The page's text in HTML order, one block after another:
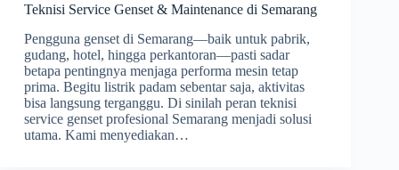
Teknisi Service Genset & Maintenance di Semarang
Pengguna genset di Semarang—baik untuk pabrik,
gudang, hotel, hingga perkantoran—pasti sadar
betapa pentingnya menjaga performa mesin tetap
prima. Begitu listrik padam sebentar saja, aktivitas
bisa langsung terganggu. Di sinilah peran teknisi
service genset profesional Semarang menjadi solusi
utama. Kami menyediakan…